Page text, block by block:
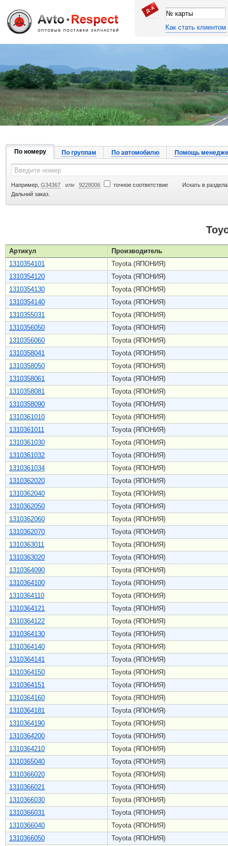
Джапан Авто
Как стать клиентом
По номеру По группам По автомобилю Помощь
Например, G34367 или 9228006 точное соответствие
Искать в
Дальний заказ.
Артикул
Производитель
1310354101
Toyota (ЯПОНИЯ)
1310354120
Toyota (ЯПОНИЯ)
1310354130
Toyota (ЯПОНИЯ)
1310354140
Toyota (ЯПОНИЯ)
1310355031
Toyota (ЯПОНИЯ)
1310356050
Toyota (ЯПОНИЯ)
1310356060
Toyota (ЯПОНИЯ)
1310358041
Toyota (ЯПОНИЯ)
1310358050
Toyota (ЯПОНИЯ)
1310358061
Toyota (ЯПОНИЯ)
1310358081
Toyota (ЯПОНИЯ)
1310358090
Toyota (ЯПОНИЯ)
1310361010
Toyota (ЯПОНИЯ)
1310361011
Toyota (ЯПОНИЯ)
1310361030
Toyota (ЯПОНИЯ)
1310361032
Toyota (ЯПОНИЯ)
1310361034
Toyota (ЯПОНИЯ)
1310362020
Toyota (ЯПОНИЯ)
1310362040
Toyota (ЯПОНИЯ)
1310362050
Toyota (ЯПОНИЯ)
1310362060
Toyota (ЯПОНИЯ)
1310362070
Toyota (ЯПОНИЯ)
1310363011
Toyota (ЯПОНИЯ)
1310363020
Toyota (ЯПОНИЯ)
1310364090
Toyota (ЯПОНИЯ)
1310364100
Toyota (ЯПОНИЯ)
1310364110
Toyota (ЯПОНИЯ)
1310364121
Toyota (ЯПОНИЯ)
1310364122
Toyota (ЯПОНИЯ)
1310364130
Toyota (ЯПОНИЯ)
1310364140
Toyota (ЯПОНИЯ)
1310364141
Toyota (ЯПОНИЯ)
1310364150
Toyota (ЯПОНИЯ)
1310364151
Toyota (ЯПОНИЯ)
1310364160
Toyota (ЯПОНИЯ)
1310364181
Toyota (ЯПОНИЯ)
1310364190
Toyota (ЯПОНИЯ)
1310364200
Toyota (ЯПОНИЯ)
1310364210
Toyota (ЯПОНИЯ)
1310365040
Toyota (ЯПОНИЯ)
1310366020
Toyota (ЯПОНИЯ)
1310366021
Toyota (ЯПОНИЯ)
1310366030
Toyota (ЯПОНИЯ)
1310366031
Toyota (ЯПОНИЯ)
1310366040
Toyota (ЯПОНИЯ)
1310366050
Toyota (ЯПОНИЯ)